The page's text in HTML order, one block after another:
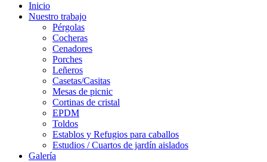
Inicio
Nuestro trabajo
Pérgolas
Cocheras
Cenadores
Porches
Leñeros
Casetas/Casitas
Mesas de picnic
Cortinas de cristal
EPDM
Toldos
Establos y Refugios para caballos
Estudios / Cuartos de jardín aislados
Galería